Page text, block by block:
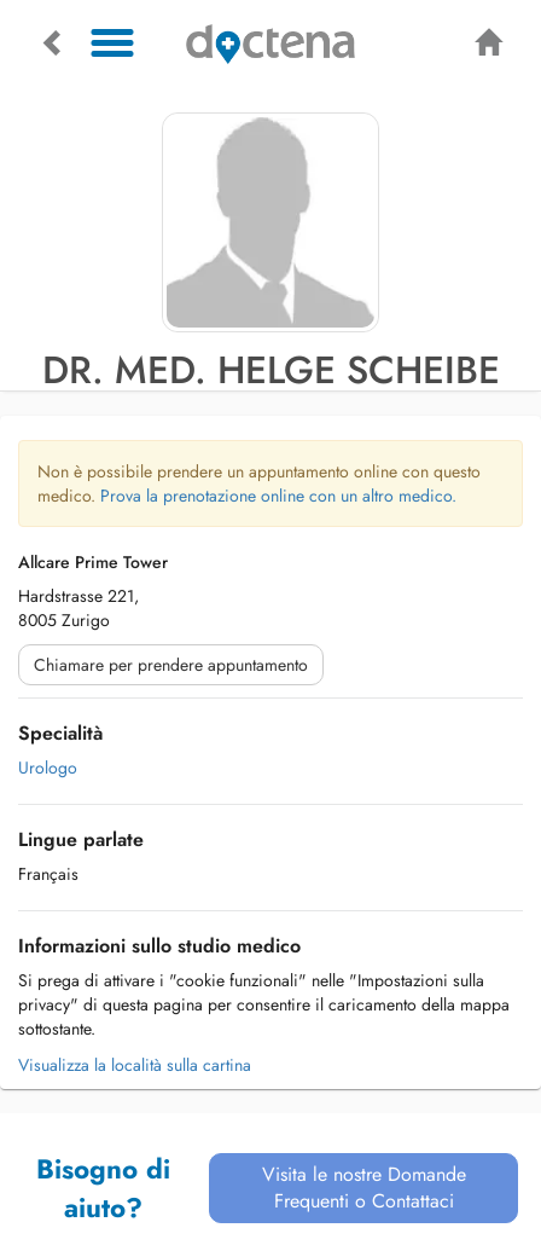
DR. MED. HELGE SCHEIBE
Non è possibile prendere un appuntamento online con questo
medico. Prova la prenotazione online con un altro medico.
Allcare Prime Tower
Hardstrasse 221,
8005 Zurigo
Chiamare per prendere appuntamento
Specialità
Urologo
Lingue parlate
Français
Informazioni sullo studio medico
Si prega di attivare i "cookie funzionali" nelle "Impostazioni sulla
privacy" di questa pagina per consentire il caricamento della mappa
sottostante.
Visualizza la località sulla cartina
Bisogno di
aiuto?
Visita le nostre Domande
Frequenti o Contattaci